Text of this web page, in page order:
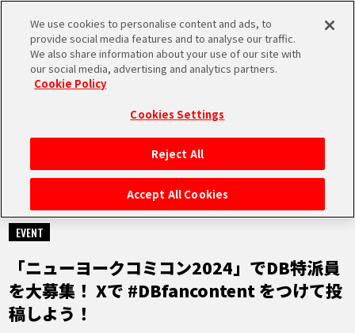
MEN
HOME
NEWS
RANKING
MOVIE
NEWS
2024.10.11
EVENT
「ニューヨークコミコン2024」でDB特派員
を大募集！ Xで #DBfancontent をつけて投
稿しよう！
We use cookies to personalise content and ads, to
provide social media features and to analyse our traffic.
We also share information about your use of our site with
our social media, advertising and analytics partners.
Cookie Policy
Cookies Settings
Reject All
Accept All Cookies